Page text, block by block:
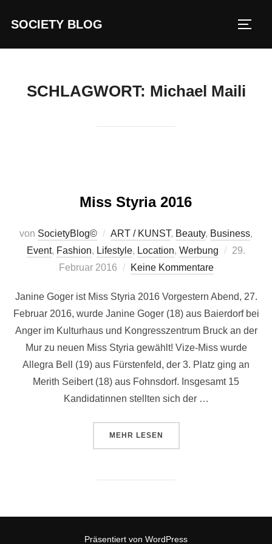
InhaltSOCIETY BLOG
SCHLAGWORT: Michael Maili
Miss Styria 2016
von SocietyBlog© ART / KUNST, Beauty, Business,
Event, Fashion, Lifestyle, Location, Werbung
29.
Februar 2016
Keine Kommentare
Janine Goger ist Miss Styria 2016 Vorgestern Abend, 27.
Februar 2016, wurde Janine Goger (18) aus Baierdorf bei
Anger im Kulturhaus und Kongresszentrum Bruck an der
Mur zu neuen Miss Styria gewählt! Vize-Miss wurde
Allegra Bell (19) aus Fürstenfeld, der 3. Platz ging an
Merith Seibert (18) aus Fohnsdorf. Insgesamt 15
Kandidatinnen stellten sich der …
MEHR ÜBER „MISS STYRIA 2016“
LESEN
Präsentiert von WordPress